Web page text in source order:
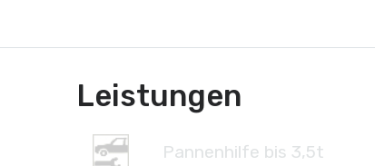
Leistungen
Pannenhilfe bis 3,5t